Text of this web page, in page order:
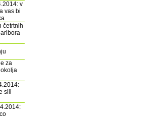
v
vas bi
četrtnih
za
sili